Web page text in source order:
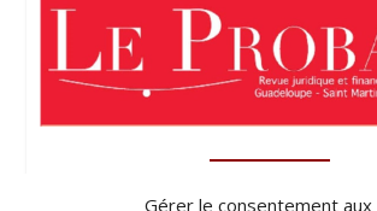
Gérer le consentement aux